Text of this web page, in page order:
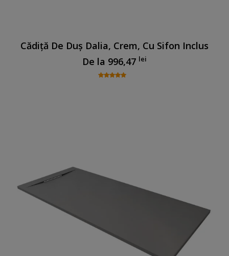
Cădiță De Duș Dalia, Crem, Cu Sifon Inclus
De la 996,47 lei